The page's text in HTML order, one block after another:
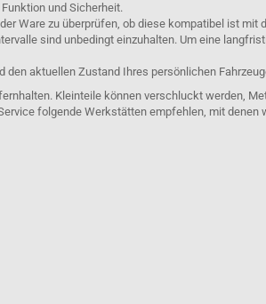
und Sicherheit.
Ware zu überprüfen, ob diese kompatibel ist mit
sind unbedingt einzuhalten. Um eine
den aktuellen Zustand Ihres persönlichen
Kleinteile können verschluckt werden,
folgende Werkstätten empfehlen, mit